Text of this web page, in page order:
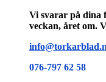
Vi svarar på dina
veckan, året om.
076-797 62 58